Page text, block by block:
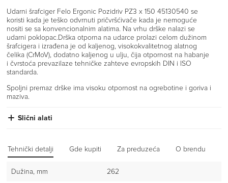
Udarni šrafciger Felo Ergonic Pozidriv PZ3 x 150 45130540 se
koristi kada je teško odvrnuti pričvršćivače kada je nemoguće
nositi se sa konvencionalnim alatima. Na vrhu drške nalazi se
udarni poklopac.Drška otporna na udarce prolazi celom dužinom
šrafcigera i izrađena je od kaljenog, visokokvalitetnog alatnog
čelika (CrMoV), dodatno kaljenog u ulju, čija otpornost na habanje
i čvrstoća prevazilaze tehničke zahteve evropskih DIN i ISO
standarda.
Spoljni premaz drške ima visoku otpornost na ogrebotine i goriva i
maziva.
Slični alati
Tehnički detalji Gde kupiti Za preduzeća O brendu
Dužina, mm 262